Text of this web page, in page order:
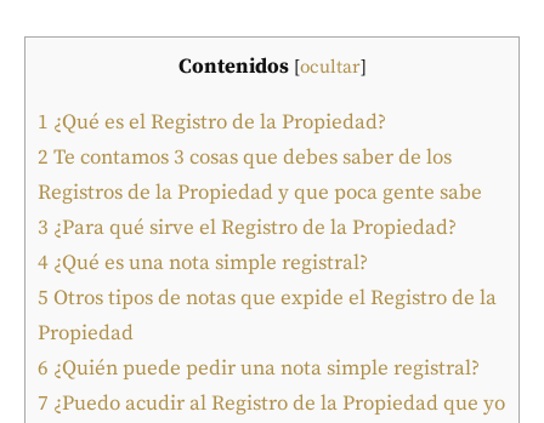
Contenidos [ocultar]
1 ¿Qué es el Registro de la Propiedad?
2 Te contamos 3 cosas que debes saber de los
Registros de la Propiedad y que poca gente sabe
3 ¿Para qué sirve el Registro de la Propiedad?
4 ¿Qué es una nota simple registral?
5 Otros tipos de notas que expide el Registro de la
Propiedad
6 ¿Quién puede pedir una nota simple registral?
7 ¿Puedo acudir al Registro de la Propiedad que yo